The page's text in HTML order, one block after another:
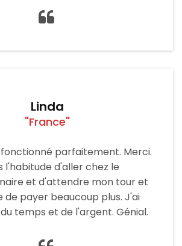
Linda
"France"
fonctionné parfaitement. Merci.
l'habitude d'aller chez le
et d'attendre mon tour et
payer beaucoup plus. J'ai
temps et de l'argent. Génial.